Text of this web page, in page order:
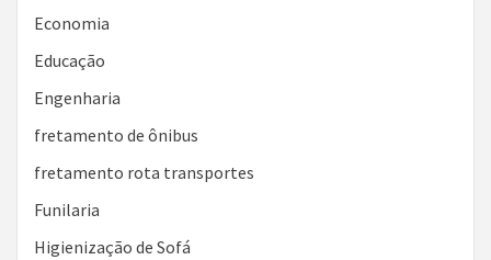
Economia
Educação
Engenharia
fretamento de ônibus
fretamento rota transportes
Funilaria
Higienização de Sofá